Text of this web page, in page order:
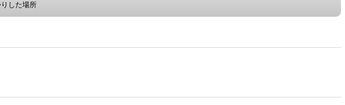
した場所